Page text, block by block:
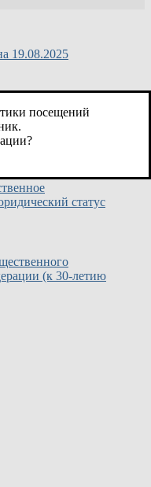
19.08.2025
к детским
статус
(к 30-летию
посещений